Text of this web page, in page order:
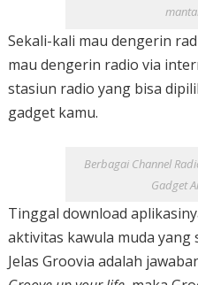
Sekali-kali mau dengerin
mau dengerin radio via
stasiun radio yang bisa
gadget kamu.
Berbagai Channel
Gadget
Tinggal download
aktivitas kawula muda yang
Jelas Groovia adalah